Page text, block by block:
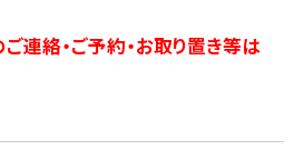
連絡・ご予約・お取り置き等は